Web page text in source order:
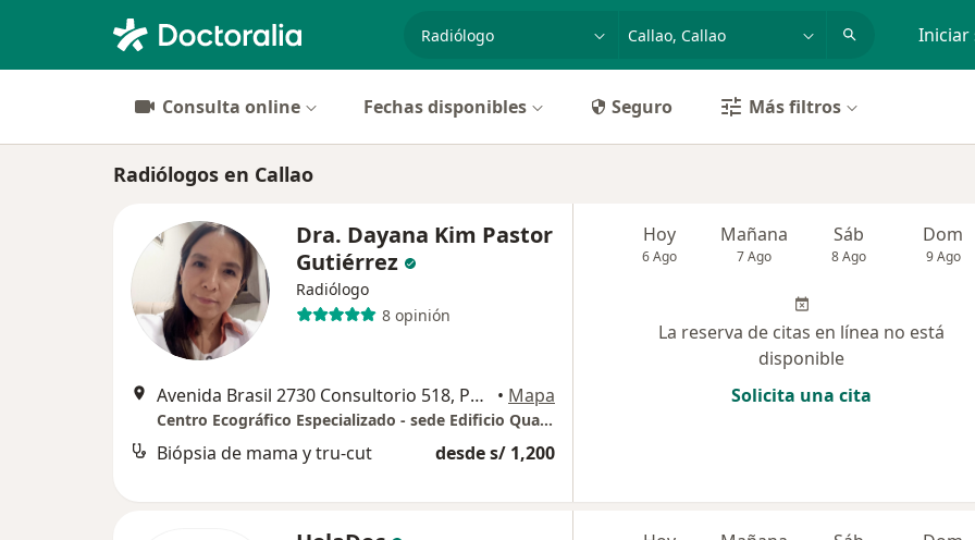
especialidad, enfermedad o nombre Iniciar
Consulta online Fechas disponibles Seguro Más filtros
Radiólogos en Callao
Dra. Dayana Kim Pastor
Gutiérrez
Radiólogo
8 opinión
Avenida Brasil 2730 Consultorio 518, Pueblo Libre • Mapa
Centro Ecográfico Especializado - sede Edificio Qualis
Biópsia de mama y tru-cut desde s/ 1,200
Hoy
6 Ago
Mañana
7 Ago
Sáb
8 Ago
Dom
9 Ago
La reserva de citas en línea no está
disponible
Solicita una cita